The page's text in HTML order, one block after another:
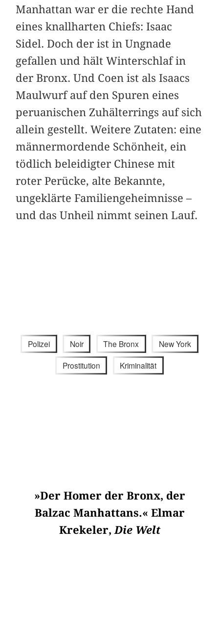
Manhattan war er die rechte Hand
eines knallharten Chiefs: Isaac
Sidel. Doch der ist in Ungnade
gefallen und hält Winterschlaf in
der Bronx. Und Coen ist als Isaacs
Maulwurf auf den Spuren eines
peruanischen Zuhälterrings auf sich
allein gestellt. Weitere Zutaten: eine
männermordende Schönheit, ein
tödlich beleidigter Chinese mit
roter Perücke, alte Bekannte,
ungeklärte Familiengeheimnisse –
und das Unheil nimmt seinen Lauf.
Polizei Noir The Bronx New York
Prostitution Kriminalität
»Der Homer der Bronx, der
Balzac Manhattans.« Elmar
Krekeler, Die Welt